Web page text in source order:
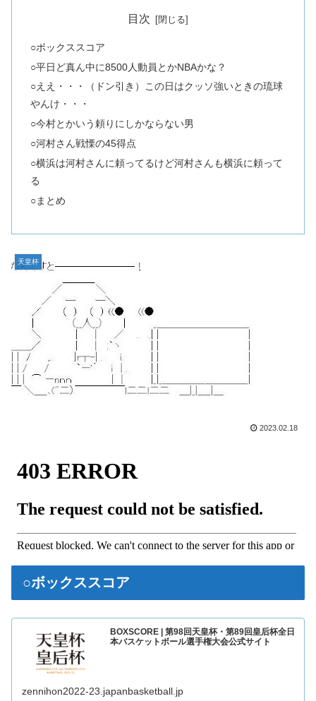
目次
○ボックススコア
○平日ど真ん中に8500人動員とかNBAかな？
○ええ・・・（ドン引き）この日はクッソ強いときの琉球
やんけ・・・
○今村とかいう頼りにしかならない男
○河村さん戦慄の45得点
○横浜は河村さんに頼ってるけど河村さんも横浜に頼って
る
○まとめ
天皇杯
2023.02.18
○ボックススコア
BOXSCORE | 第98回天皇杯・第89回皇后杯全日
本バスケットボール選手権大会公式サイト
zennihon2022-23.japanbasketball.jp